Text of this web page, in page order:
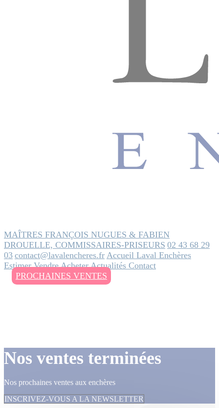
MAÎTRES FRANÇOIS NUGUES & FABIEN
DROUELLE, COMMISSAIRES-PRISEURS 02 43 68 29
03 contact@lavalencheres.fr Accueil Laval Enchères
EstimerVendreAcheterActualités Contact
PROCHAINES VENTES
Nos ventes terminées
Nos prochaines ventes aux enchères
INSCRIVEZ-VOUS A LA NEWSLETTER